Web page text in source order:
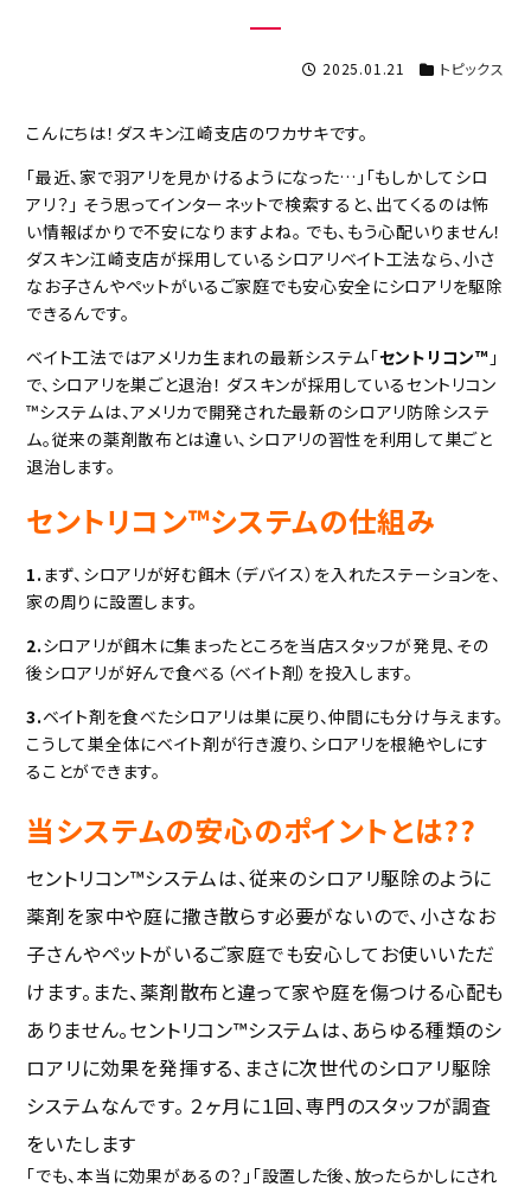
2025.01.21 トピックス
こんにちは！ダスキン江崎支店のワカサキです。
「最近、家で羽アリを見かけるようになった…」「もしかしてシロ
アリ？」 そう思ってインターネットで検索すると、出てくるのは怖
い情報ばかりで不安になりますよね。 でも、もう心配いりません！
ダスキン江崎支店が採用しているシロアリベイト工法なら、小さ
なお子さんやペットがいるご家庭でも安心安全にシロアリを駆除
できるんです。
ベイト工法ではアメリカ生まれの最新システム「セントリコン™︎ 」
で、シロアリを巣ごと退治！ ダスキンが採用しているセントリコン
™︎システムは、アメリカで開発された最新のシロアリ防除システ
ム。従来の薬剤散布とは違い、シロアリの習性を利用して巣ごと
退治します。
セントリコン™︎システムの仕組み
1. まず、シロアリが好む餌木（デバイス）を入れたステーションを、
家の周りに設置します。
2.シロアリが餌木に集まったところを当店スタッフが発見、その
後シロアリが好んで食べる（ベイト剤）を投入します。
3.ベイト剤を食べたシロアリは巣に戻り、仲間にも分け与えます。
こうして巣全体にベイト剤が行き渡り、シロアリを根絶やしにす
ることができます。
当システムの安心のポイントとは??
セントリコン™︎システムは、従来のシロアリ駆除のように
薬剤を家中や庭に撒き散らす必要がないので、小さなお
子さんやペットがいるご家庭でも安心してお使いいただ
けます。また、薬剤散布と違って家や庭を傷つける心配も
ありません。セントリコン™︎システムは、あらゆる種類のシ
ロアリに効果を発揮する、まさに次世代のシロアリ駆除
システムなんです。 ２ヶ月に１回、専門のスタッフが調査
をいたします
「でも、本当に効果があるの？」「設置した後、放ったらかしにされ